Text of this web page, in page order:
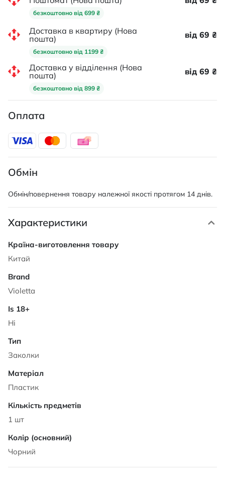
безкоштовно від 699 ₴
Доставка в квартиру (Нова
пошта)
безкоштовно від 1199 ₴
від 69 ₴
Доставка у відділення (Нова
пошта)
безкоштовно від 899 ₴
від 69 ₴
Оплата
Обмін
Обмін/повернення товару належної якості протягом 14 днів.
Характеристики
Характеристики
Китай
Violetta
Ні
Заколки
Пластик
1 шт
Чорний